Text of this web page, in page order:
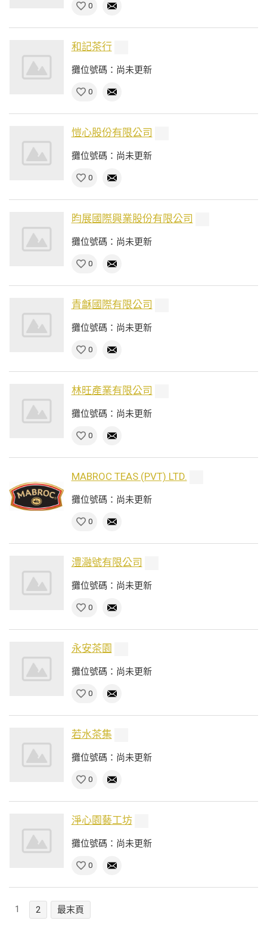
0
和記茶行
攤位號碼：尚未更新
0
愷心股份有限公司
攤位號碼：尚未更新
0
昀展國際興業股份有限公司
攤位號碼：尚未更新
0
青龢國際有限公司
攤位號碼：尚未更新
0
林旺產業有限公司
攤位號碼：尚未更新
0
MABROC TEAS (PVT) LTD.
攤位號碼：尚未更新
0
澧瀜號有限公司
攤位號碼：尚未更新
0
永安茶園
攤位號碼：尚未更新
0
若水茶集
攤位號碼：尚未更新
0
淨心園藝工坊
攤位號碼：尚未更新
0
1 2 最末頁